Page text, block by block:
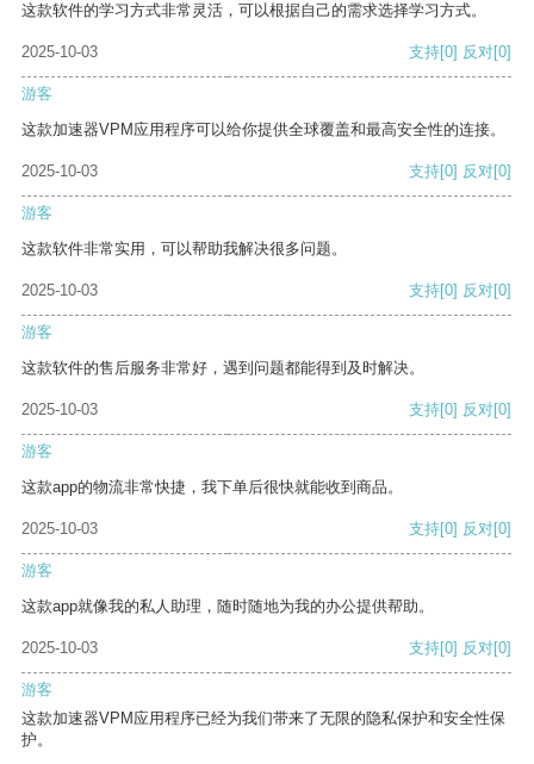
这款软件的学习方式非常灵活，可以根据自己的需求选择学习方式。
2025-10-03 支持[0] 反对[0]
游客
这款加速器VPM应用程序可以给你提供全球覆盖和最高安全性的连接。
2025-10-03 支持[0] 反对[0]
游客
这款软件非常实用，可以帮助我解决很多问题。
2025-10-03 支持[0] 反对[0]
游客
这款软件的售后服务非常好，遇到问题都能得到及时解决。
2025-10-03 支持[0] 反对[0]
游客
这款app的物流非常快捷，我下单后很快就能收到商品。
2025-10-03 支持[0] 反对[0]
游客
这款app就像我的私人助理，随时随地为我的办公提供帮助。
2025-10-03 支持[0] 反对[0]
游客
这款加速器VPM应用程序已经为我们带来了无限的隐私保护和安全性保
护。